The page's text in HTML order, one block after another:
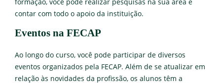
contar com todo o apoio da instituição.
Eventos na FECAP
Ao longo do curso, você pode participar de diversos
eventos organizados pela FECAP. Além de se atualizar em
relação às novidades da profissão, os alunos têm a